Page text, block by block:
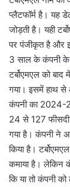
प्लैटफॉर्म है। यह
जोड़ती है। यही
पर पंजीकृत है और
3 साल के कंपनी के
टर्बोएमएल को
गया। इसमें हाथ से
कंपनी का 2024-
24 से 127 फीसदी
गया है। कंपनी ने
किया है।
कमाया है। लेकिन
कि या तो कंपनी